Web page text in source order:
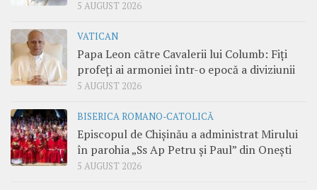
5 AUGUST 2026
VATICAN
Papa Leon către Cavalerii lui Columb: Fiți
profeți ai armoniei într-o epocă a diviziunii
5 AUGUST 2026
BISERICA ROMANO-CATOLICĂ
Episcopul de Chișinău a administrat Mirului
în parohia „Ss Ap Petru și Paul” din Onești
5 AUGUST 2026